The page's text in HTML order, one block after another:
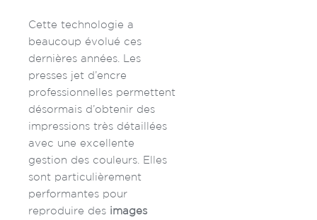
Cette technologie a
beaucoup évolué ces
dernières années. Les
presses jet d’encre
professionnelles permettent
désormais d’obtenir des
impressions très détaillées
avec une excellente
gestion des couleurs. Elles
sont particulièrement
performantes pour
reproduire des images